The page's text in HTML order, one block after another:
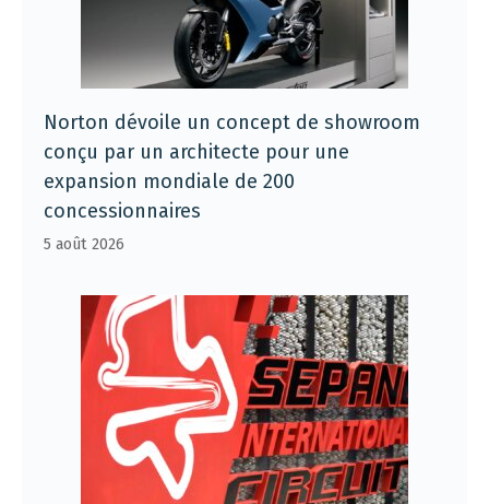
Norton dévoile un concept de showroom
conçu par un architecte pour une
expansion mondiale de 200
concessionnaires
5 août 2026